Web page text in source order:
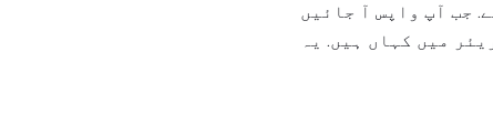
جب آپ واپس آ جائیں
میں کہاں ہیں. یہ